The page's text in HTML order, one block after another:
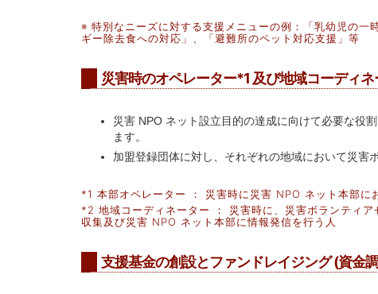
※ 特別なニーズに対する支援メニューの例：「乳幼児の
ギー除去食への対応」、「避難所のペット対応支援」等
災害時のオペレーター*1 及び地域コーディ
災害 NPO ネット設立目的の達成に向けて必要な役
ます。
加盟登録団体に対し、それぞれの地域において災害
*1 本部オペレーター ： 災害時に災害 NPO ネット本部に
*2 地域コーディネーター ： 災害時に、災害ボランティ
収集及び災害 NPO ネット本部に情報発信を行う人
支援基金の創設とファンドレイジング (資金